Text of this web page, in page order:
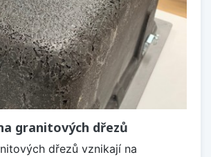
granitových dřezů
dřezů vznikají na